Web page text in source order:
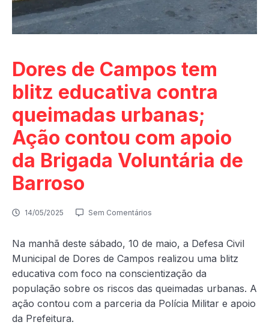
Dores de Campos tem
blitz educativa contra
queimadas urbanas;
Ação contou com apoio
da Brigada Voluntária de
Barroso
14/05/2025 Sem Comentários
Na manhã deste sábado, 10 de maio, a Defesa Civil
Municipal de Dores de Campos realizou uma blitz
educativa com foco na conscientização da
população sobre os riscos das queimadas urbanas. A
ação contou com a parceria da Polícia Militar e apoio
da Prefeitura.